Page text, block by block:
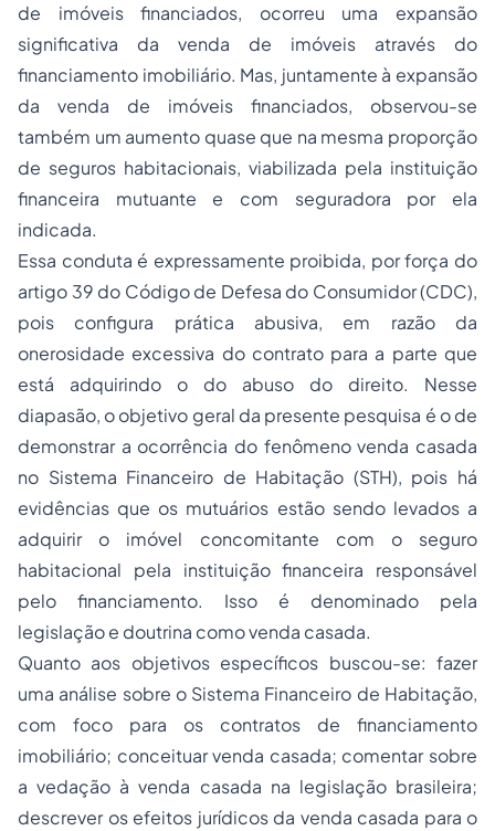
de imóveis financiados, ocorreu uma expansão
significativa da venda de imóveis através do
financiamento imobiliário. Mas, juntamente à expansão
da venda de imóveis financiados, observou-se
também um aumento quase que na mesma proporção
de seguros habitacionais, viabilizada pela instituição
financeira mutuante e com seguradora por ela
indicada.
Essa conduta é expressamente proibida, por força do
artigo 39 do Código de Defesa do Consumidor (CDC),
pois configura prática abusiva, em razão da
onerosidade excessiva do contrato para a parte que
está adquirindo o do abuso do direito. Nesse
diapasão, o objetivo geral da presente pesquisa é o de
demonstrar a ocorrência do fenômeno venda casada
no Sistema Financeiro de Habitação (STH), pois há
evidências que os mutuários estão sendo levados a
adquirir o imóvel concomitante com o seguro
habitacional pela instituição financeira responsável
pelo financiamento. Isso é denominado pela
legislação e doutrina como venda casada.
Quanto aos objetivos específicos buscou-se: fazer
uma análise sobre o Sistema Financeiro de Habitação,
com foco para os contratos de financiamento
imobiliário; conceituar venda casada; comentar sobre
a vedação à venda casada na legislação brasileira;
descrever os efeitos jurídicos da venda casada para o